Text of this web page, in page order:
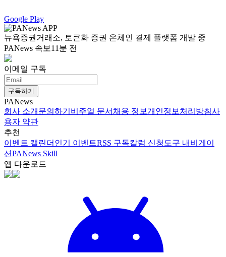
Google Play
뉴욕증권거래소, 토큰화 증권 온체인 결제 플랫폼 개발 중
PANews 속보 11분 전
이메일 구독
구독하기
PANews
회사 소개 문의하기 비주얼 문서 채용 정보개인정보처리방침사
용자 약관
추천
이벤트 캘린더 인기 이벤트RSS 구독칼럼 신청 도구 내비게이
션PANews Skill
앱 다운로드